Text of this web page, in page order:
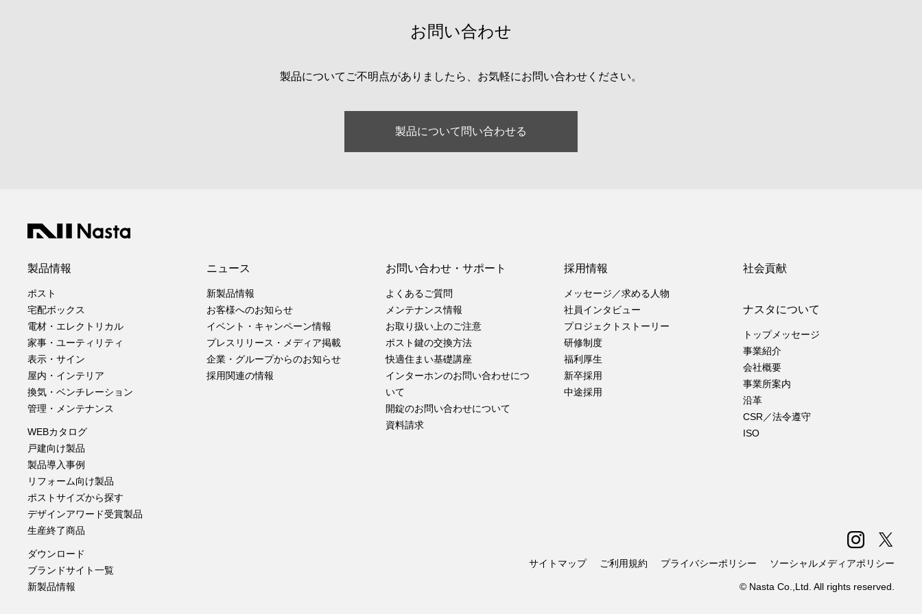
お問い合わせ
製品についてご不明点がありましたら、お気軽にお問い合わせください。
製品について問い合わせる
製品情報
ポスト
宅配ボックス
電材・エレクトリカル
家事・ユーティリティ
表示・サイン
屋内・インテリア
換気・ベンチレーション
管理・メンテナンス
WEBカタログ
戸建向け製品
製品導入事例
リフォーム向け製品
ポストサイズから探す
デザインアワード受賞製品
生産終了商品
ダウンロード
ブランドサイト一覧
新製品情報
ニュース
新製品情報
お客様へのお知らせ
イベント・キャンペーン情報
プレスリリース・メディア掲載
企業・グループからのお知らせ
採用関連の情報
お問い合わせ・サポート
よくあるご質問
メンテナンス情報
お取り扱い上のご注意
ポスト鍵の交換方法
快適住まい基礎講座
インターホンのお問い合わせにつ
いて
開錠のお問い合わせについて
資料請求
採用情報
メッセージ／求める人物
社員インタビュー
プロジェクトストーリー
研修制度
福利厚生
新卒採用
中途採用
社会貢献
ナスタについて
トップメッセージ
事業紹介
会社概要
事業所案内
沿革
CSR／法令遵守
ISO
サイトマップ ご利用規約 プライバシーポリシー ソーシャルメディアポリシー
© Nasta Co.,Ltd. All rights reserved.